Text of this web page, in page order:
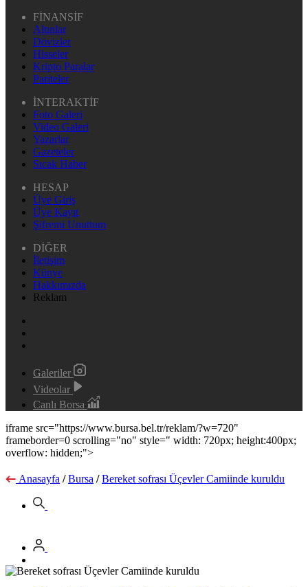
FİNANSİF
Altınlar
Dövizler
Hisseler
Kripto Paralar
Pariteler
İNTERAKTİF
Foto Galeri
Video Galeri
Yazarlar
Gazeteler
Sıcak Haber
HESAP
Üye Giriş
Üye Kayıt
Şifremi Unuttum
DİĞER
İletişim
Künye
Hakkımızda
Reklam
Galeriler
Videolar
Canlı Borsa
iframe src="https://www.bursa.bel.tr/reklam/?w=720"
frameborder=0 scrolling="no" style=" width: 720px; height:400px;
overflow: hidden;">
Anasayfa / Bursa / Bereket sofrası Üçevler Camiinde kuruldu